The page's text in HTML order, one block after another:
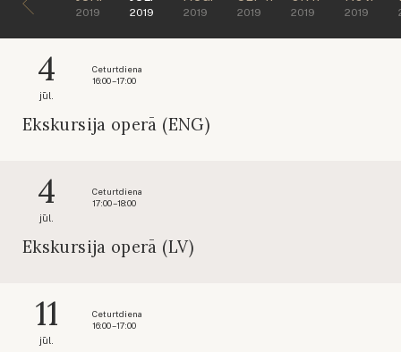
2019 2019 2019 2019 2019 2019
4
jūl.
Ceturtdiena
16:00 – 17:00
Ekskursija operā (ENG)
4
jūl.
Ceturtdiena
17:00 – 18:00
Ekskursija operā (LV)
11
jūl.
Ceturtdiena
16:00 – 17:00